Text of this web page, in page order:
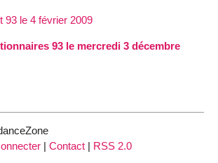
93 le 4 février 2009
93 le mercredi 3 décembre
| Contact | RSS 2.0